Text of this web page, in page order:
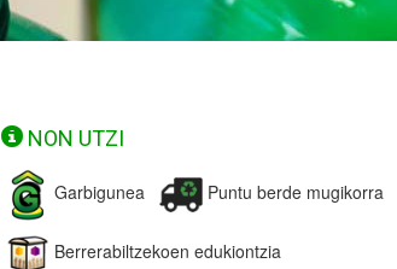
NON UTZI
Garbigunea Puntu berde mugikorra
Berrerabiltzekoen edukiontzia